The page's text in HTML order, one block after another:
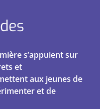
des
s’appuient sur
et
aux jeunes de
et de